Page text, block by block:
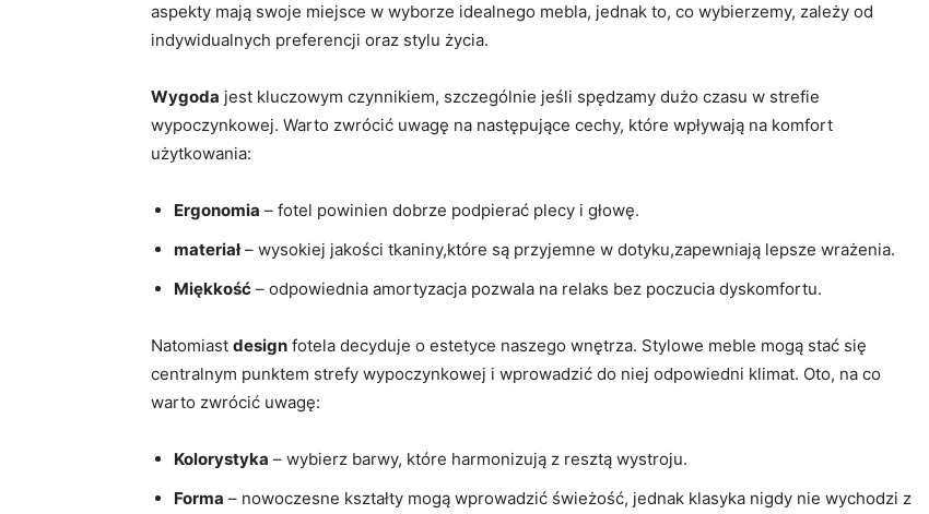
aspekty mają⁢ swoje miejsce w ‌wyborze idealnego mebla, jednak‍ to,​ co wybierzemy, zależy od
indywidualnych preferencji oraz stylu życia.
Wygoda jest kluczowym ⁢czynnikiem, szczególnie jeśli spędzamy dużo czasu w strefie ​
wypoczynkowej. Warto zwrócić uwagę na następujące​ cechy, które⁢ wpływają na komfort‍
użytkowania:
Ergonomia – fotel ⁣powinien ‌dobrze ⁣podpierać plecy i głowę.
materiał– wysokiej jakości tkaniny,które‌ są przyjemne w ‍dotyku,zapewniają lepsze ‌wrażenia.
Miękkość – odpowiednia⁣ amortyzacja pozwala na relaks bez poczucia dyskomfortu.
Natomiast design fotela decyduje o estetyce⁤ naszego⁢ wnętrza. ⁣Stylowe meble mogą stać się
centralnym punktem strefy ‌wypoczynkowej i wprowadzić do niej odpowiedni klimat. Oto, na co
warto zwrócić uwagę:
Kolorystyka – wybierz barwy, które harmonizują z resztą wystroju.
Forma – ⁤nowoczesne kształty mogą wprowadzić⁣ świeżość,‍ jednak ⁤klasyka nigdy nie‍ wychodzi ‌z⁣